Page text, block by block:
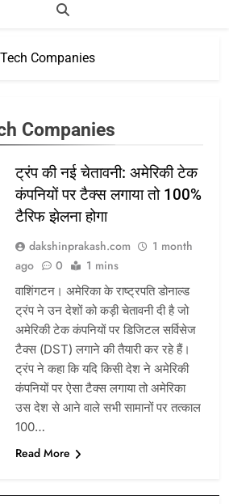
Companies
Companies
ट्रंप की नई चेतावनी: अमेरिकी टेक
कंपनियों पर टैक्स लगाया तो 100%
टैरिफ झेलना होगा
dakshinprakash.com
1 month
ago
0 1 mins
वाशिंगटन। अमेरिका के राष्ट्रपति डोनाल्ड
ट्रंप ने उन देशों को कड़ी चेतावनी दी है जो
अमेरिकी टेक कंपनियों पर डिजिटल सर्विसेज
टैक्स (DST) लगाने की तैयारी कर रहे हैं।
ट्रंप ने कहा कि यदि किसी देश ने अमेरिकी
कंपनियों पर ऐसा टैक्स लगाया तो अमेरिका
उस देश से आने वाले सभी सामानों पर तत्काल
100…
Read More